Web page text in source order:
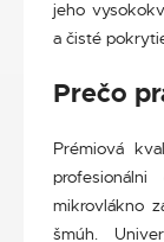
jeho
a čisté
Prečo
Prémiová
mikrovlákno
šmúh.